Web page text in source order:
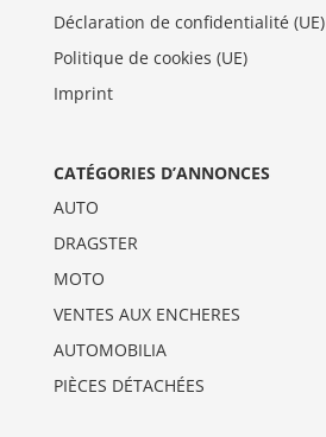
Déclaration de confidentialité (UE)
Politique de cookies (UE)
Imprint
CATÉGORIES D’ANNONCES
AUTO
DRAGSTER
MOTO
VENTES AUX ENCHERES
AUTOMOBILIA
PIÈCES DÉTACHÉES